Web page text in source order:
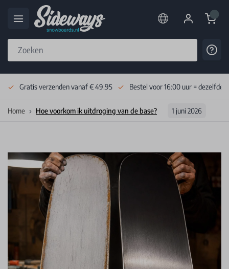
Cart
Gratis verzenden vanaf € 49.95 Bestel voor 16:00 uur = dezelfde
Home Hoe voorkom ik uitdroging van de base? 1 juni 2026